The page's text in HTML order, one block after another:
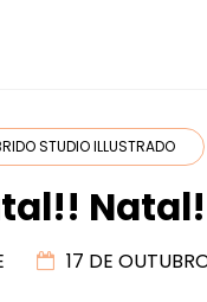
STUDIO ILLUSTRADO
17 DE